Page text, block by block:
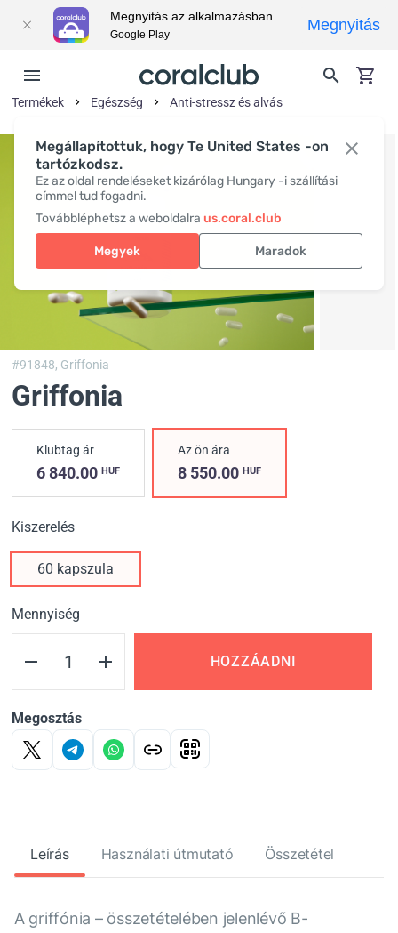
Megállapítottuk, hogy Te United States -on
tartózkodsz.
Ez az oldal rendeléseket kizárólag Hungary -i szállítási
címmel tud fogadni.
Továbbléphetsz a weboldalra us.coral.club
Megyek Maradok
Termékek Egészség Anti-stressz és alvás
#91848, Griffonia
Griffonia
Klubtag ár
6 840.00 HUF
Az ön ára
8 550.00HUF
Kiszerelés
60 kapszula
Mennyiség
HOZZÁADNI
Megosztás
Leírás Használati útmutató Összetétel
A griffónia – összetételében jelenlévő B-
Megnyitás az alkalmazásban
Google Play
Megnyitás